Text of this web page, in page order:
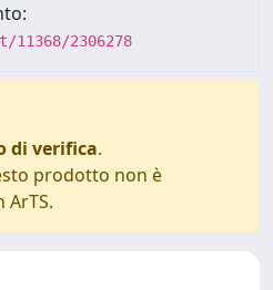
2306278
di verifica.
prodotto non è
ArTS.